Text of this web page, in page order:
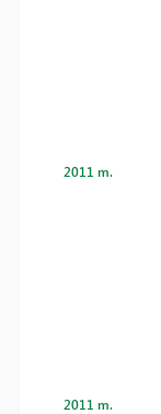
2011 m.
2011 m.